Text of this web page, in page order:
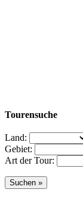
Tourensuche
Land:
Gebiet:
Art der Tour: